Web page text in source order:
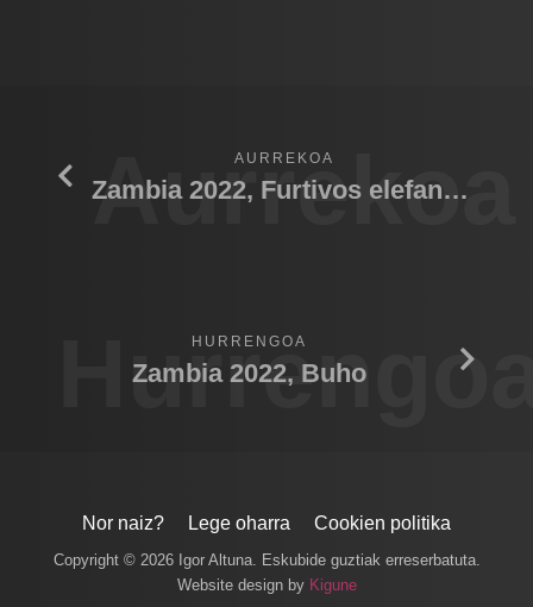
Aurrekoa
AURREKOA
Zambia 2022, Furtivos elefantes
HURRENGOA
Zambia 2022, Buho
Nor naiz? Lege oharra Cookien politika
Copyright © 2026 Igor Altuna. Eskubide guztiak erreserbatuta.
Website design by Kigune